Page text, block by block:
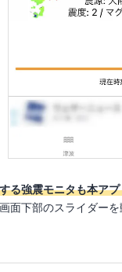
る強震モニタも本ア
面下部のスライダー